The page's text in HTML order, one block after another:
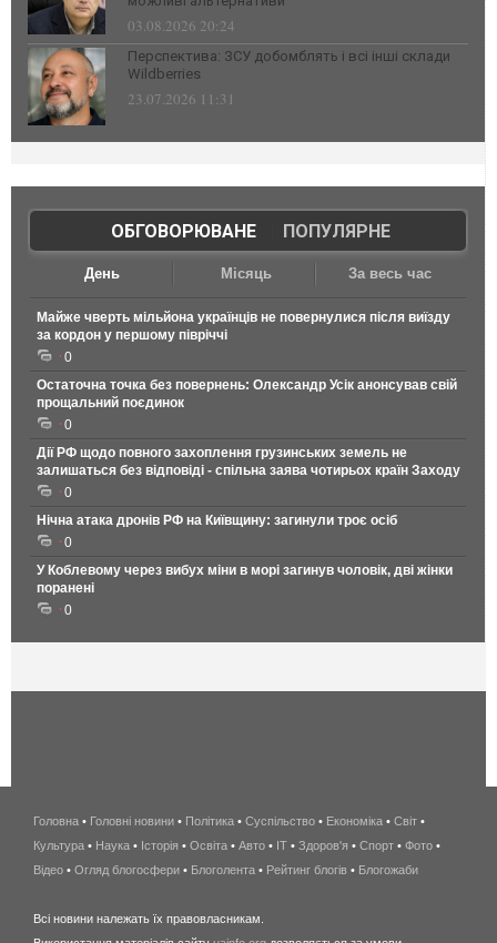
03.08.2026 20:24
Перспектива: ЗСУ добомблять і всі інші склади
Wildberries
23.07.2026 11:31
ОБГОВОРЮВАНЕ| ПОПУЛЯРНЕ
День Місяць За весь час
Майже чверть мільйона українців не повернулися після виїзду
за кордон у першому півріччі
0
Остаточна точка без повернень: Олександр Усік анонсував свій
прощальний поєдинок
0
Дії РФ щодо повного захоплення грузинських земель не
залишаться без відповіді - спільна заява чотирьох країн Заходу
0
Нічна атака дронів РФ на Київщину: загинули троє осіб
0
У Коблевому через вибух міни в морі загинув чоловік, дві жінки
поранені
0
беспроводной
интернет
киев
Головна • Головні новини • Політика • Суспільство • Економіка • Світ •
Культура • Наука • Історія • Освіта • Авто • IT • Здоров'я • Спорт • Фото •
Відео • Огляд блогосфери • Блоголента • Рейтинг блогів • Блогожаби
Всі новини належать їх правовласникам.